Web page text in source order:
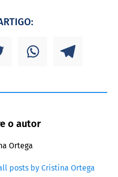
o autor
Ortega
posts by Cristina Ortega